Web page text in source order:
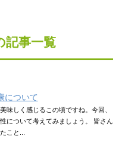
記事一覧
について
味しく感じるこの頃ですね。今回、
について考えてみましょう。 皆さん
こと...